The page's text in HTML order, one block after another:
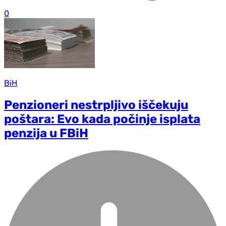
0
BiH
Penzioneri nestrpljivo iščekuju
poštara: Evo kada počinje isplata
penzija u FBiH